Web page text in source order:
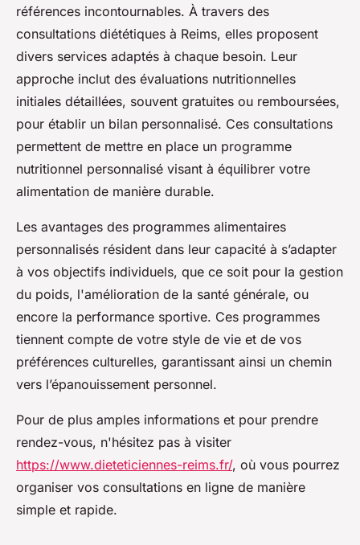
références incontournables. À travers des
consultations diététiques à Reims, elles proposent
divers services adaptés à chaque besoin. Leur
approche inclut des évaluations nutritionnelles
initiales détaillées, souvent gratuites ou remboursées,
pour établir un bilan personnalisé. Ces consultations
permettent de mettre en place un programme
nutritionnel personnalisé visant à équilibrer votre
alimentation de manière durable.
Les avantages des programmes alimentaires
personnalisés résident dans leur capacité à s’adapter
à vos objectifs individuels, que ce soit pour la gestion
du poids, l'amélioration de la santé générale, ou
encore la performance sportive. Ces programmes
tiennent compte de votre style de vie et de vos
préférences culturelles, garantissant ainsi un chemin
vers l’épanouissement personnel.
Pour de plus amples informations et pour prendre
rendez-vous, n'hésitez pas à visiter
https://www.dieteticiennes-reims.fr/, où vous pourrez
organiser vos consultations en ligne de manière
simple et rapide.